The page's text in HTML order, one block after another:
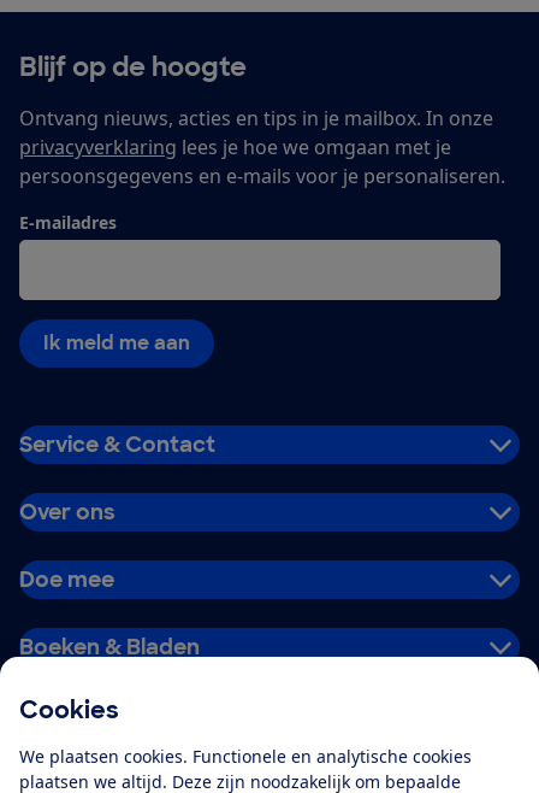
Cookies
We plaatsen cookies. Functionele en analytische cookies
plaatsen we altijd. Deze zijn noodzakelijk om bepaalde
Blijf op de hoogte
Ontvang nieuws, acties en tips in je mailbox. In onze
privacyverklaring lees je hoe we omgaan met je
persoonsgegevens en e-mails voor je personaliseren.
E-mailadres
Ik meld me aan
Service & Contact
Over ons
Doe mee
Boeken & Bladen